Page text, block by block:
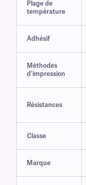
Plage de
température
Adhésif
Méthodes
d'impression
Résistances
Classe
Marque